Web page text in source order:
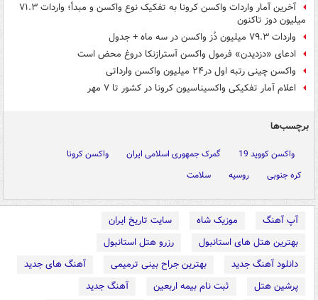
آخرین آمار واردات واکسن کرونا به تفکیک نوع واکسن و مبدأ؛ واردات ۷۱.۳
میلیون دوز تاکنون
واردات ۷۹.۳ میلیون دُز واکسن در سه ماه + جدول
ادعای «دزدیدن» فرمول واکسن آسترازنکا دروغ محض است
واکسن چینی رتبه اول در۲۴ میلیون واکسن وارداتی
اعلام آمار تفکیکی واکسیناسیون کرونا در کشور تا ۷ مهر
برچسب‌ها
واکسن کووید 19 گمرک جمهوری اسلامی ایران
واکسن کرونا
کره جنوبی
روسیه سلامت
آپ آهنگ موزیک شاه
سایت تاریخ ایران
بهترین هتل های استانبول
رزرو هتل استانبول
دانلود آهنگ جدید
بهترین جراح بینی ترمیمی
آهنگ های جدید
پرشین هتل
ثبت نام بیمه اربعین
آهنگ جدید